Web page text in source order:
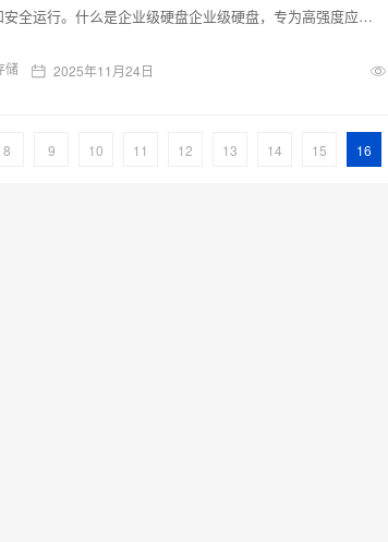
安全运行。什么是企业级硬盘企业级硬盘，专为高强度应…
储 2025年11月24日
8 9 10 11 12 13 14 15 16